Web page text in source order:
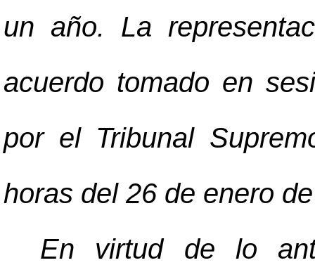
un año. La
acuerdo tomado en
por el Tribunal
horas del 26 de enero
En virtud de lo